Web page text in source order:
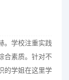
。学校注重实践
合素质。针对不
的学姐在这里学